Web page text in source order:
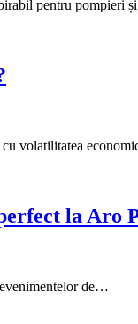
pentru pompieri
volatilitatea
la Aro
de…